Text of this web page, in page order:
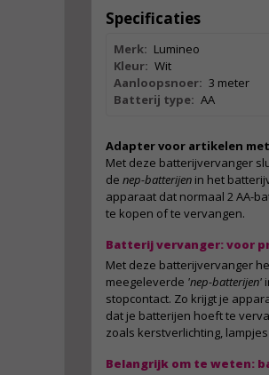
Specificaties
Merk: Lumineo
Kleur: Wit
Aanloopsnoer: 3 meter
Batterij type: AA
Adapter voor artikelen
Met deze batterijvervanger
de nep-batterijen in het
apparaat dat normaal 2 AA-
te kopen of te vervangen.
Batterij vervanger: voor
Met deze batterijvervanger
meegeleverde 'nep-batterijen'
stopcontact. Zo krijgt je
dat je batterijen hoeft te
zoals kerstverlichting,
Belangrijk om te weten: